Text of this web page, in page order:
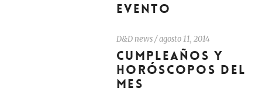
EVENTO
D&D news/agosto 11, 2014
CUMPLEAÑOS Y
HORÓSCOPOS DEL
MES